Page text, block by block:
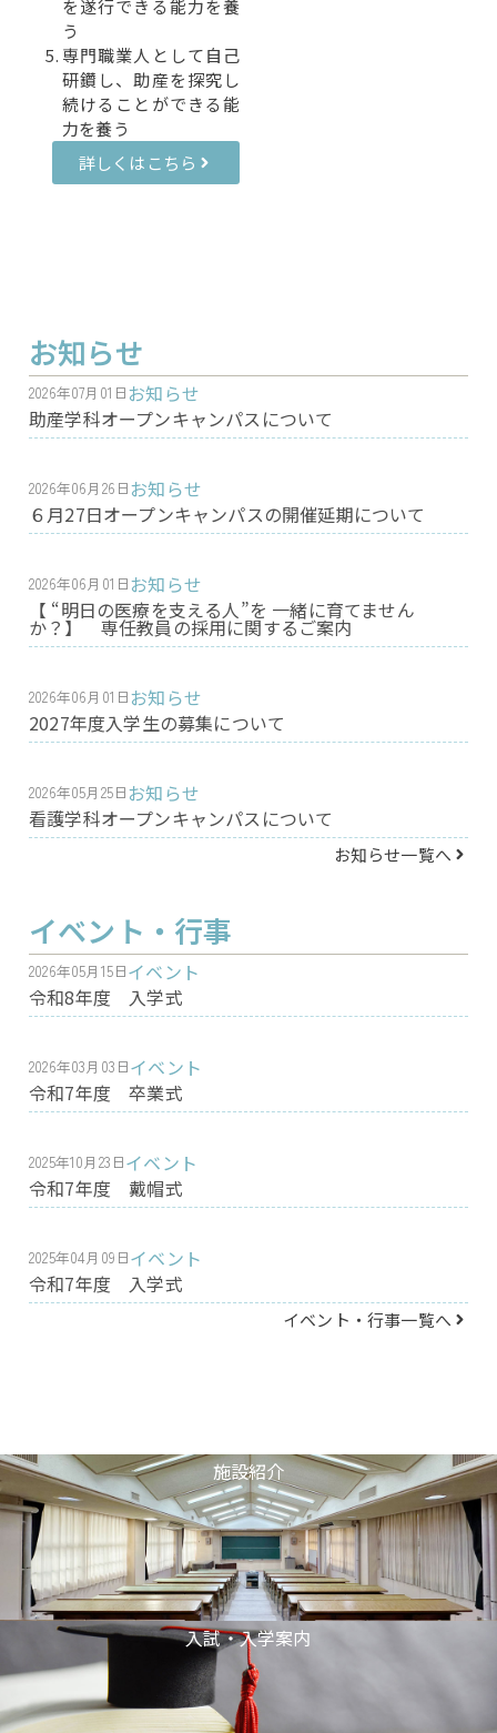
を遂行できる能力を養
う
専門職業人として自己
研鑽し、助産を探究し
続けることができる能
力を養う
詳しくはこちら
お知らせ
2026年07月01日お知らせ
助産学科オープンキャンパスについて
2026年06月26日お知らせ
６月27日オープンキャンパスの開催延期について
2026年06月01日お知らせ
【 “明日の医療を支える人”を 一緒に育てません
か？】 専任教員の採用に関するご案内
2026年06月01日お知らせ
2027年度入学生の募集について
2026年05月25日お知らせ
看護学科オープンキャンパスについて
お知らせ一覧へ
イベント・行事
2026年05月15日イベント
令和8年度 入学式
2026年03月03日イベント
令和7年度 卒業式
2025年10月23日イベント
令和7年度 戴帽式
2025年04月09日イベント
令和7年度 入学式
イベント・行事一覧へ
施設紹介
入試・入学案内